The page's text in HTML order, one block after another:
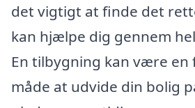
det vigtigt at finde det
kan hjælpe dig gennem
En tilbygning kan være en
måde at udvide din bolig